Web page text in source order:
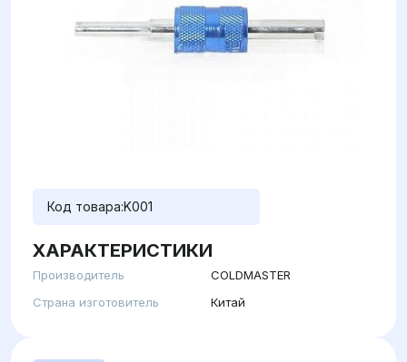
Код товара:K001
ХАРАКТЕРИСТИКИ
Производитель
COLDMASTER
Страна изготовитель
Китай